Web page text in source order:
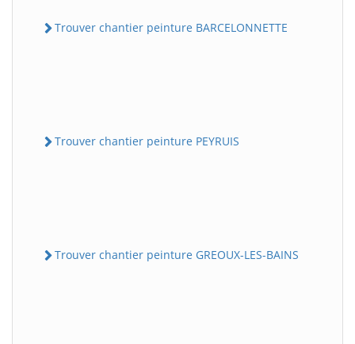
Trouver chantier peinture BARCELONNETTE
Trouver chantier peinture PEYRUIS
Trouver chantier peinture GREOUX-LES-BAINS